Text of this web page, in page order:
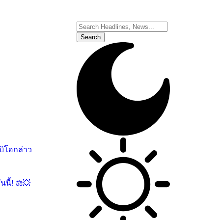
อกล่าว
นนี้! ⚖️💥